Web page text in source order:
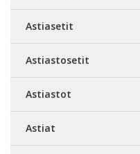
Astiasetit
Astiastosetit
Astiastot
Astiat